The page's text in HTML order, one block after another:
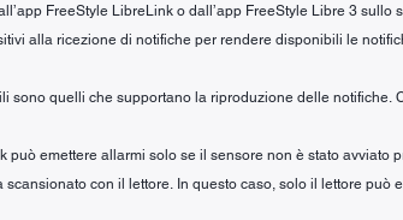
FreeStyle LibreLink o dall’app FreeStyle Libre 3
alla ricezione di notifiche per rendere disponibili le
sono quelli che supportano la riproduzione delle notifiche.
può emettere allarmi solo se il sensore non è stato
con il lettore. In questo caso, solo il lettore può